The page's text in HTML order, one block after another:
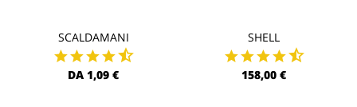
SCALDAMANI
DA 1,09 €
SHELL
158,00 €